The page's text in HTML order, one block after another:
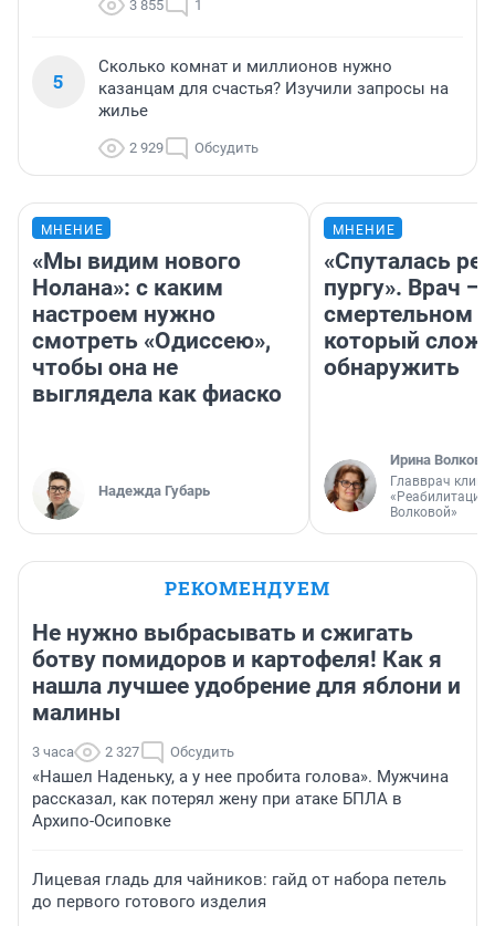
3 855 1
5
Сколько комнат и миллионов нужно
казанцам для счастья? Изучили запросы на
жилье
2 929 Обсудить
МНЕНИЕ
«Мы видим нового
Нолана»: с каким
настроем нужно
смотреть «Одиссею»,
чтобы она не
выглядела как фиаско
Надежда Губарь
МНЕНИЕ
«Спуталась
пургу». Врач —
смертельном
который
обнаружить
Ирина Волкова
Главврач
«Реабилитация
Волковой»
РЕКОМЕНДУЕМ
Не нужно выбрасывать и сжигать
ботву помидоров и картофеля! Как я
нашла лучшее удобрение для яблони и
малины
3 часа 2 327 Обсудить
«Нашел Наденьку, а у нее пробита голова». Мужчина
рассказал, как потерял жену при атаке БПЛА в
Архипо-Осиповке
Лицевая гладь для чайников: гайд от набора петель
до первого готового изделия